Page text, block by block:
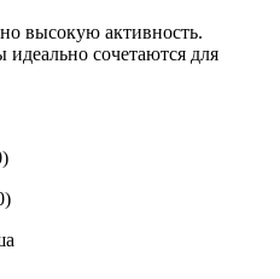
высокую активность.
сочетаются для